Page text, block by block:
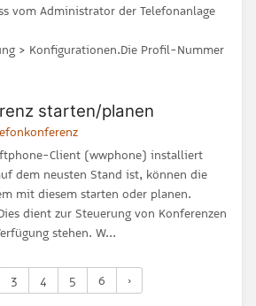
vom Administrator der Telefonanlage
> Konfigurationen.Die Profil-Nummer
starten/planen
Client (wwphone) installiert
dem neusten Stand ist, können die
mit diesem starten oder planen.
dient zur Steuerung von Konferenzen
stehen. W...
3 4 5 6 ›